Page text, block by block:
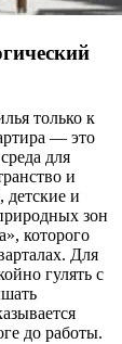
только к
— это
для
и
детские и
зон
которого
Для
гулять с
до работы.